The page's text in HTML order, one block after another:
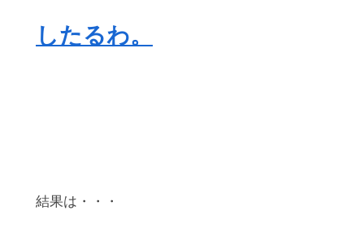
したるわ。
結果は・・・